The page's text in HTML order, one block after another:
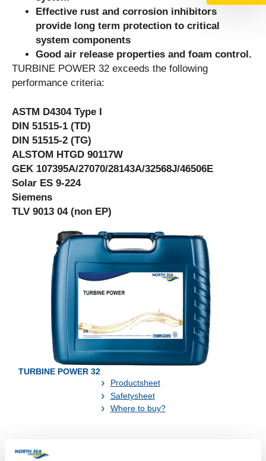
Effective rust and corrosion inhibitors
provide long term protection to critical
system components
Good air release properties and foam control.
TURBINE POWER 32 exceeds the following
performance criteria:
ASTM D4304 Type I
DIN 51515-1 (TD)
DIN 51515-2 (TG)
ALSTOM HTGD 90117W
GEK 107395A/27070/28143A/32568J/46506E
Solar ES 9-224
Siemens
TLV 9013 04 (non EP)
TURBINE POWER 32
Productsheet
Safetysheet
Where to buy?
Available in: